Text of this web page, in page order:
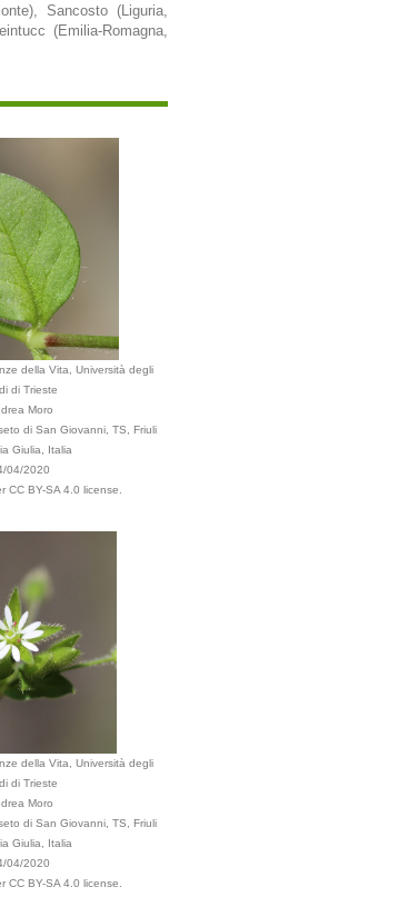
Sancosto (Liguria,
(Emilia-Romagna,
della Vita, Università degli
di Trieste
Moro
di San Giovanni, TS, Friuli
Giulia, Italia
04/2020
CC BY-SA 4.0 license.
della Vita, Università degli
di Trieste
Moro
di San Giovanni, TS, Friuli
Giulia, Italia
04/2020
CC BY-SA 4.0 license.